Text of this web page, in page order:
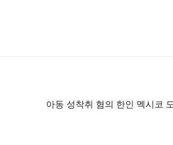
아동 성착취 혐의 한인 멕시코